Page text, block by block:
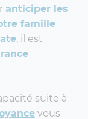
anticiper les
famille
, il est
suite à
vous